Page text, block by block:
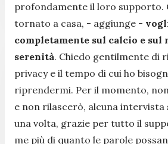
profondamente il loro supporto.
tornato a casa, - aggiunge -
completamente sul calcio e
serenità. Chiedo gentilmente di
privacy e il tempo di cui ho
riprendermi. Per il momento,
e non rilascerò, alcuna intervista
una volta, grazie per tutto il
me più di quanto le parole